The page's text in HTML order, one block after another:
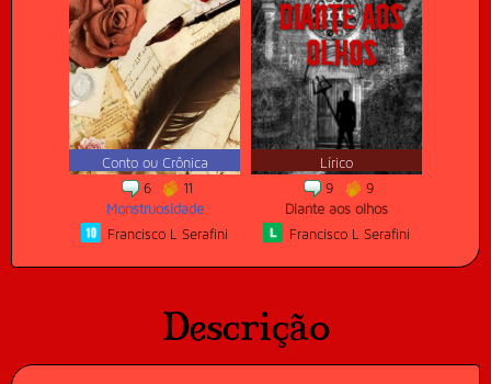
Conto ou Crônica
6
11
Monstruosidade
Francisco L Serafini
Lírico
9
9
Diante aos olhos
Francisco L Serafini
Descrição